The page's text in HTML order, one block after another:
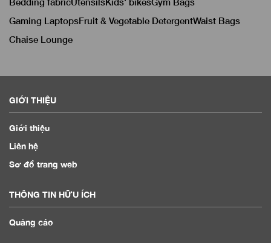
Gaming LaptopsFruit & Vegetable DetergentWaist Bags
Chaise Lounge
GIỚI THIỆU
Giới thiệu
Liên hệ
Sơ đồ trang web
THÔNG TIN HỮU ÍCH
Quảng cáo